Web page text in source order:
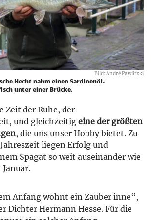
Bild: André Pawlitzki
Hecht nahm einen Sardinenöl-
unter einer Brücke.
Zeit der Ruhe, der
und gleichzeitig eine der größten
, die uns unser Hobby bietet. Zu
liegen Erfolg und
Spagat so weit auseinander wie
Anfang wohnt ein Zauber inne“,
Dichter Hermann Hesse. Für die